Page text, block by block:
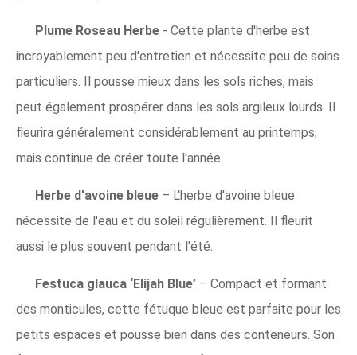
Plume Roseau Herbe - Cette plante d'herbe est
incroyablement peu d'entretien et nécessite peu de soins
particuliers. Il pousse mieux dans les sols riches, mais
peut également prospérer dans les sols argileux lourds. Il
fleurira généralement considérablement au printemps,
mais continue de créer toute l'année.
Herbe d'avoine bleue – L'herbe d'avoine bleue
nécessite de l'eau et du soleil régulièrement. Il fleurit
aussi le plus souvent pendant l'été.
Festuca glauca ‘Elijah Blue’ – Compact et formant
des monticules, cette fétuque bleue est parfaite pour les
petits espaces et pousse bien dans des conteneurs. Son